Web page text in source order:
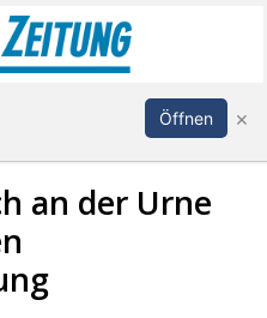
Anmelden
an der Urne
Öffnen ×